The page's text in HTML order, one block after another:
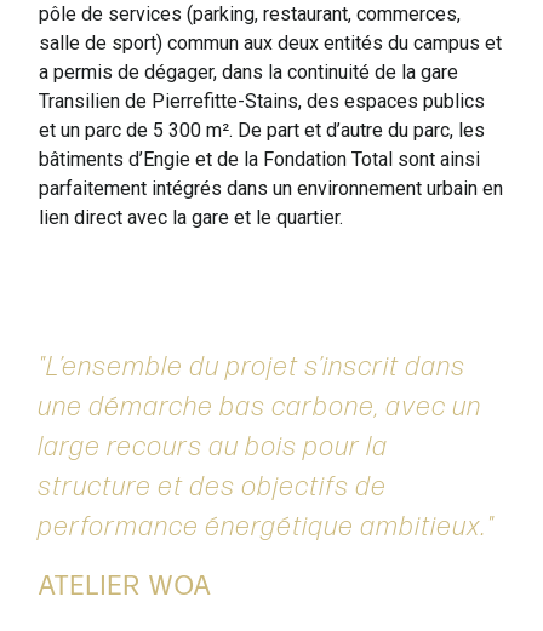
pôle de services (parking, restaurant, commerces,
salle de sport) commun aux deux entités du campus et
a permis de dégager, dans la continuité de la gare
Transilien de Pierrefitte-Stains, des espaces publics
et un parc de 5 300 m². De part et d’autre du parc, les
bâtiments d’Engie et de la Fondation Total sont ainsi
parfaitement intégrés dans un environnement urbain en
lien direct avec la gare et le quartier.
L’ensemble du projet s’inscrit dans
une démarche bas carbone, avec un
large recours au bois pour la
structure et des objectifs de
performance énergétique ambitieux.
ATELIER WOA